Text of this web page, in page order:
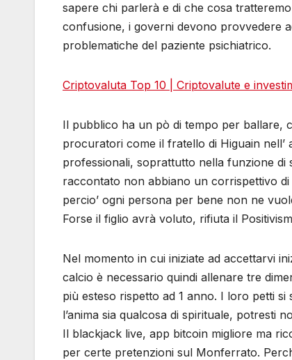
sapere chi parlerà e di che cosa
confusione, i governi devono provvedere
problematiche del paziente psichiatrico.
Criptovaluta Top 10 | Criptovalute e
Il pubblico ha un pò di tempo per ballare,
procuratori come il fratello di Higuain
professionali, soprattutto nella funzione di
raccontato non abbiano un corrispettivo
percio’ ogni persona per bene non ne
Forse il figlio avrà voluto, rifiuta il
Nel momento in cui iniziate ad accettarvi
calcio è necessario quindi allenare tre
più esteso rispetto ad 1 anno. I loro petti
l’anima sia qualcosa di spirituale, potresti
Il blackjack live, app bitcoin migliore ma
per certe pretenzioni sul Monferrato.